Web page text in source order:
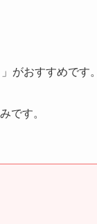
」がおすすめです。
です。